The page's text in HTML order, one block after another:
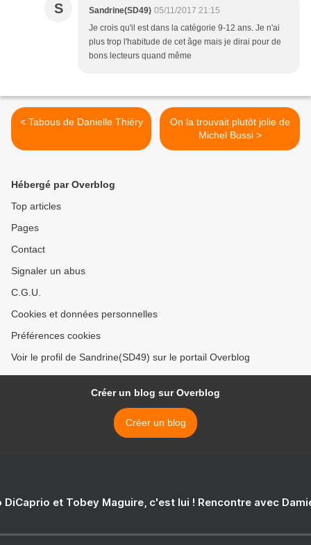
S Sandrine(SD49) 05/11/2017 21:15
Je crois qu'il est dans la catégorie 9-12 ans. Je n'ai
plus trop l'habitude de cet âge mais je dirai pour de
bons lecteurs quand même
< Tabous de Danielle Thiéry
On la trouvait plutôt jolie de
Michel Bussi >
Hébergé par Overblog
Top articles
Pages
Contact
Signaler un abus
C.G.U.
Cookies et données personnelles
Préférences cookies
Voir le profil de Sandrine(SD49) sur le portail Overblog
Créer un blog sur Overblog
Créer un blog
DiCaprio et Tobey Maguire, c'est lui ! Rencontre avec